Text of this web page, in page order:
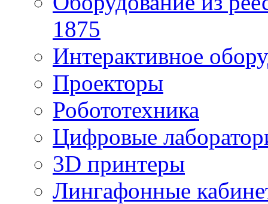
1875
Интерактивное
Проекторы
Робототехника
Цифровые
3D принтеры
Лингафонные